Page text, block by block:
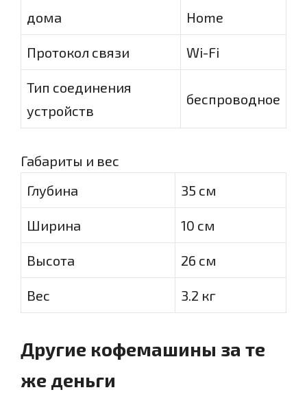
дома
Home
Протокол связи Wi-Fi
Тип соединения
устройств
беспроводное
Габариты и вес
Глубина
35 см
Ширина 10 см
Высота 26 см
Вес 3.2 кг
Другие кофемашины за те
же деньги